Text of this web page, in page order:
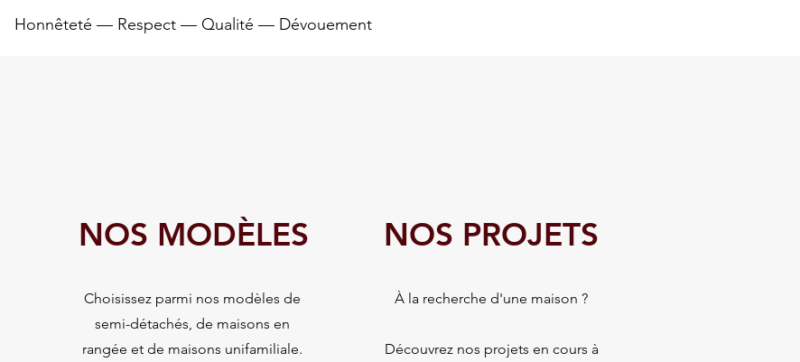
Honnêteté — Respect — Qualité — Dévouement
NOS MODÈLES
Choisissez parmi nos modèles de
semi-détachés, de maisons en
rangée et de maisons unifamiliale.
NOS PROJETS
À la recherche d'une maison ?
Découvrez nos projets en cours à